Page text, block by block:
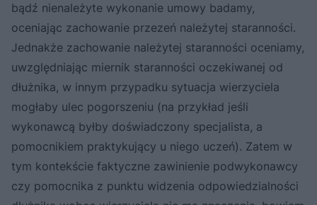
bądź nienależyte wykonanie umowy badamy,
oceniając zachowanie przezeń należytej staranności.
Jednakże zachowanie należytej staranności oceniamy,
uwzględniając miernik staranności oczekiwanej od
dłużnika, w innym przypadku sytuacja wierzyciela
mogłaby ulec pogorszeniu (na przykład jeśli
wykonawcą byłby doświadczony specjalista, a
pomocnikiem praktykujący u niego uczeń). Zatem w
tym kontekście faktyczne zawinienie podwykonawcy
czy pomocnika z punktu widzenia odpowiedzialności